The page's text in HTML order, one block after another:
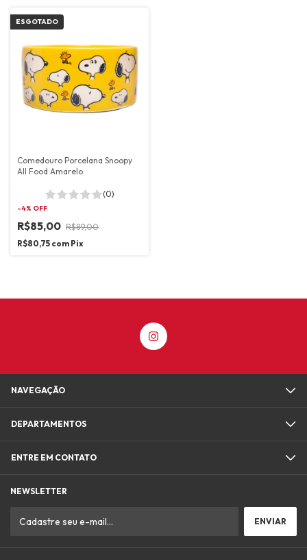
ESGOTADO
Comedouro Porcelana Snoopy
All Food Amarelo
(0)
-4% OFF
R$85,00 R$89,00
R$80,75 com Pix
NAVEGAÇÃO
DEPARTAMENTOS
ENTRE EM CONTATO
NEWSLETTER